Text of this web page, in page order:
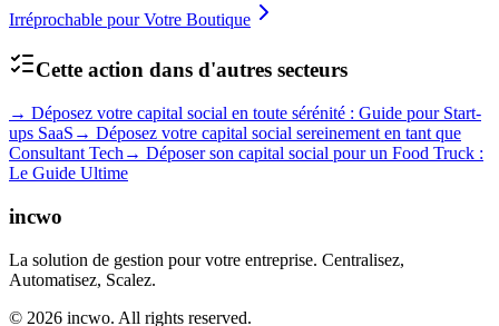
Irréprochable pour Votre Boutique
Cette action dans d'autres secteurs
→ Déposez votre capital social en toute sérénité : Guide pour Start-
ups SaaS → Déposez votre capital social sereinement en tant que
Consultant Tech → Déposer son capital social pour un Food Truck :
Le Guide Ultime
incwo
La solution de gestion pour votre entreprise. Centralisez,
Automatisez, Scalez.
© 2026 incwo. All rights reserved.